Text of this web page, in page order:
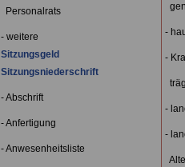
Personalrats
- weitere
Sitzungsgeld
Sitzungsniederschrift
- Abschrift
- Anfertigung
- Anwesenheitsliste
-
-
-
-